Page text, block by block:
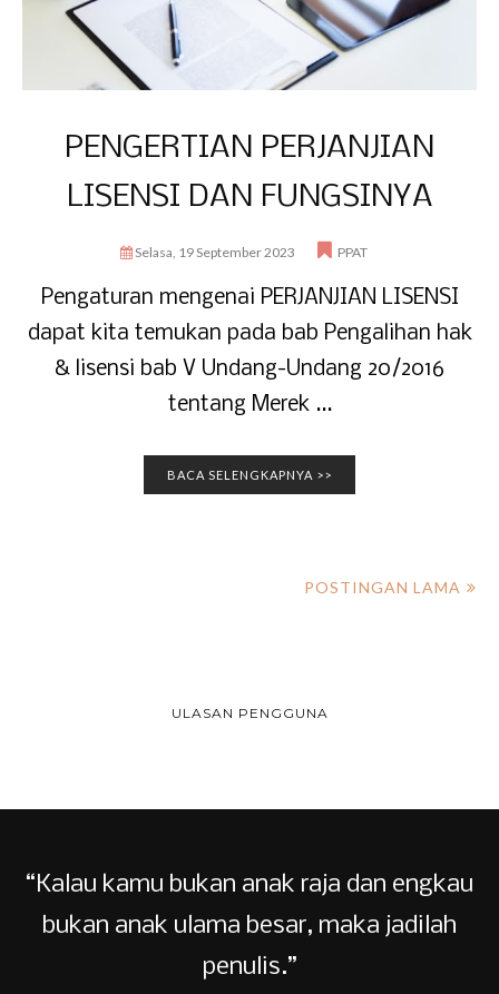
PENGERTIAN PERJANJIAN
LISENSI DAN FUNGSINYA
Selasa, 19 September 2023 PPAT
Pengaturan mengenai PERJANJIAN LISENSI
dapat kita temukan pada bab Pengalihan hak
& lisensi bab V Undang-Undang 20/2016
tentang Merek ...
BACA SELENGKAPNYA >>
POSTINGAN LAMA
ULASAN PENGGUNA
“Kalau kamu bukan anak raja dan engkau
bukan anak ulama besar, maka jadilah
penulis.”